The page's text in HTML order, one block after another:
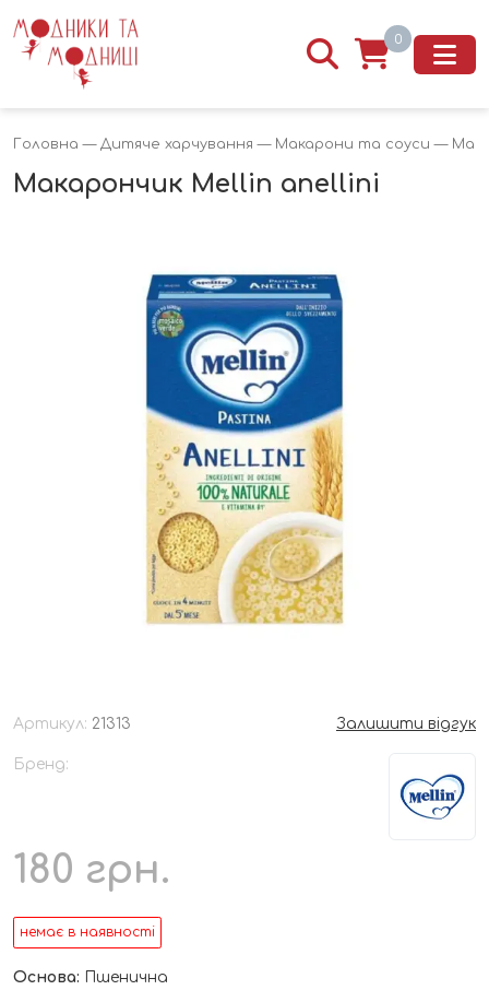
0
Головна — Дитяче харчування — Макарони та соуси —
Макарончик Mellin anellini
Артикул: 21313 Залишити відгук
Бренд:
180 грн.
немає в наявності
Основа: Пшенична